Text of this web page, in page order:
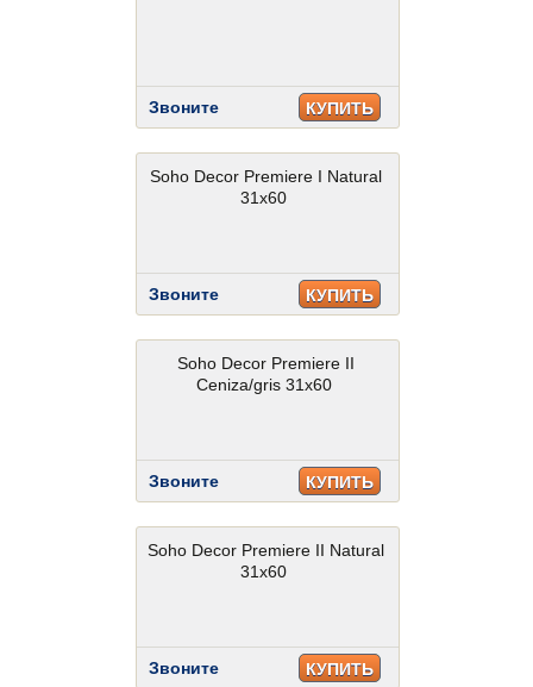
Звоните КУПИТЬ
Soho Decor Premiere I Natural
31x60
Звоните КУПИТЬ
Soho Decor Premiere II
Ceniza/gris 31x60
Звоните КУПИТЬ
Soho Decor Premiere II Natural
31x60
Звоните КУПИТЬ